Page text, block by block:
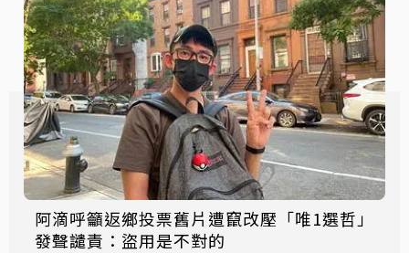
阿滴呼籲返鄉投票舊片遭竄改壓「唯1選哲」
發聲譴責：盜用是不對的